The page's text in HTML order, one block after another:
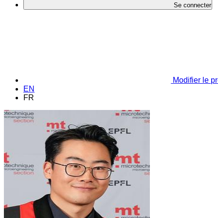
Se connecter
Modifier le
EN
FR